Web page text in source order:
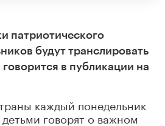
патриотического
будут транслировать
в публикации на
каждый понедельник
говорят о важном